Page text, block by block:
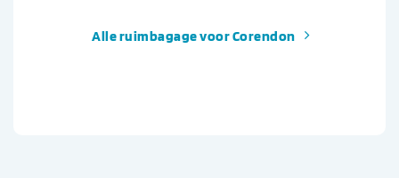
Alle ruimbagage voor Corendon